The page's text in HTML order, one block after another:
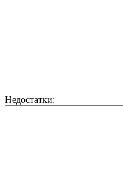
Недостатки: